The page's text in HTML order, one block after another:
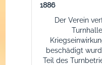
1886
Der Verein
beschädigt
Teil des